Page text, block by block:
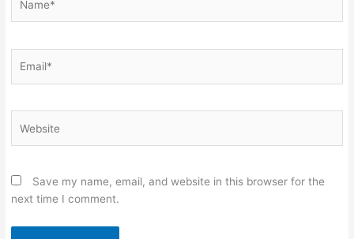
Save my name, email, and website in this browser for the
next time I comment.